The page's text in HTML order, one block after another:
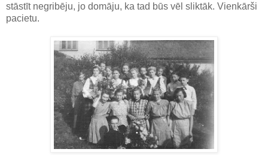
stāstīt negribēju, jo domāju, ka tad būs vēl sliktāk. Vienkārši
pacietu.